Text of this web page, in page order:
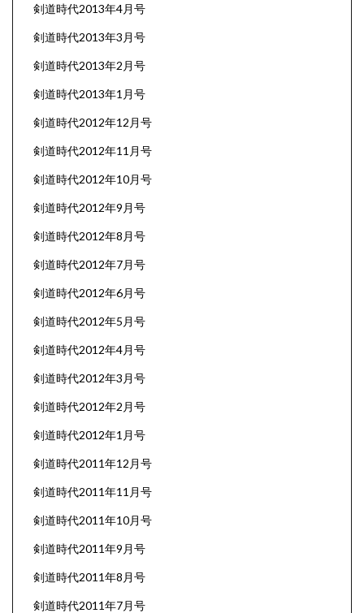
剣道時代2013年4月号
剣道時代2013年3月号
剣道時代2013年2月号
剣道時代2013年1月号
剣道時代2012年12月号
剣道時代2012年11月号
剣道時代2012年10月号
剣道時代2012年9月号
剣道時代2012年8月号
剣道時代2012年7月号
剣道時代2012年6月号
剣道時代2012年5月号
剣道時代2012年4月号
剣道時代2012年3月号
剣道時代2012年2月号
剣道時代2012年1月号
剣道時代2011年12月号
剣道時代2011年11月号
剣道時代2011年10月号
剣道時代2011年9月号
剣道時代2011年8月号
剣道時代2011年7月号